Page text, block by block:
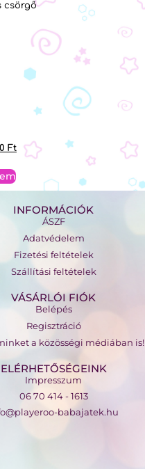
csörgő
Ft
INFORMÁCIÓK
ÁSZF
Adatvédelem
Fizetési feltételek
Szállítási feltételek
VÁSÁRLÓI FIÓK
Belépés
Regisztráció
a közösségi médiában is!
ELÉRHETŐSÉGEINK
Impresszum
06 70 414 - 1613
babajatek.hu